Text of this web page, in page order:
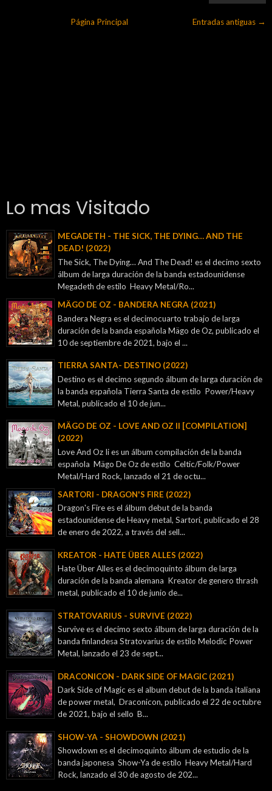
Entradas antiguas →
Página Principal
Lo mas Visitado
MEGADETH - THE SICK, THE DYING… AND THE
DEAD! (2022)
The Sick, The Dying… And The Dead! es el decimo sexto
álbum de larga duración de la banda estadounidense
Megadeth de estilo Heavy Metal/Ro...
MÄGO DE OZ - BANDERA NEGRA (2021)
Bandera Negra es el decimocuarto trabajo de larga
duración de la banda española Mägo de Oz, publicado el
10 de septiembre de 2021, bajo el ...
TIERRA SANTA- DESTINO (2022)
Destino es el decimo segundo álbum de larga duración de
la banda española Tierra Santa de estilo Power/Heavy
Metal, publicado el 10 de jun...
MÄGO DE OZ - LOVE AND OZ II [COMPILATION]
(2022)
Love And Oz Ii es un álbum compilación de la banda
española Mägo De Oz de estilo Celtic/Folk/Power
Metal/Hard Rock, lanzado el 21 de octu...
SARTORI - DRAGON'S FIRE (2022)
Dragon's Fire es el álbum debut de la banda
estadounidense de Heavy metal, Sartori, publicado el 28
de enero de 2022, a través del sell...
KREATOR - ‎HATE ÜBER ALLES (2022)
Hate Über Alles es el decimoquinto álbum de larga
duración de la banda alemana Kreator de genero thrash
metal, publicado el 10 de junio de...
STRATOVARIUS - SURVIVE (2022)
Survive es el decimo sexto álbum de larga duración de la
banda finlandesa Stratovarius de estilo Melodic Power
Metal, lanzado el 23 de sept...
DRACONICON - DARK SIDE OF MAGIC (2021)
Dark Side of Magic es el album debut de la banda italiana
de power metal, Draconicon, publicado el 22 de octubre
de 2021, bajo el sello B...
SHOW-YA - SHOWDOWN (2021)
Showdown es el decimoquinto álbum de estudio de la
banda japonesa Show-Ya de estilo Heavy Metal/Hard
Rock, lanzado el 30 de agosto de 202...